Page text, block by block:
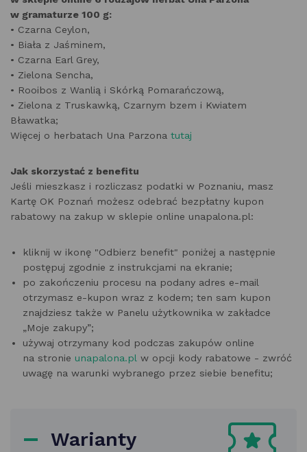
w gramaturze 100 g:
• Czarna Ceylon,
• Biała z Jaśminem,
• Czarna Earl Grey,
• Zielona Sencha,
• Rooibos z Wanlią i Skórką Pomarańczową,
• Zielona z Truskawką, Czarnym bzem i Kwiatem
Bławatka;
Więcej o herbatach Una Parzona tutaj
Jak skorzystać z benefitu
Jeśli mieszkasz i rozliczasz podatki w Poznaniu, masz
Kartę OK Poznań możesz odebrać bezpłatny kupon
rabatowy na zakup w sklepie online unapalona.pl:
kliknij w ikonę "Odbierz benefit" poniżej a następnie
postępuj zgodnie z instrukcjami na ekranie;
po zakończeniu procesu na podany adres e-mail
otrzymasz e-kupon wraz z kodem; ten sam kupon
znajdziesz także w Panelu użytkownika w zakładce
„Moje zakupy”;
używaj otrzymany kod podczas zakupów online
na stronie unapalona.pl w opcji kody rabatowe - zwróć
uwagę na warunki wybranego przez siebie benefitu;
Warianty